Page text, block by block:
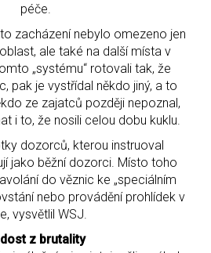
péče.
zacházení nebylo omezeno jen
ale také na další místa v
„systému“ rotovali tak, že
pak je vystřídal někdo jiný, a to
ze zajatců později nepoznal,
i to, že nosili celou dobu kuklu.
dozorců, kterou instruoval
jako běžní dozorci. Místo toho
do věznic ke „speciálním
nebo provádění prohlídek v
vysvětlil WSJ.
z brutality